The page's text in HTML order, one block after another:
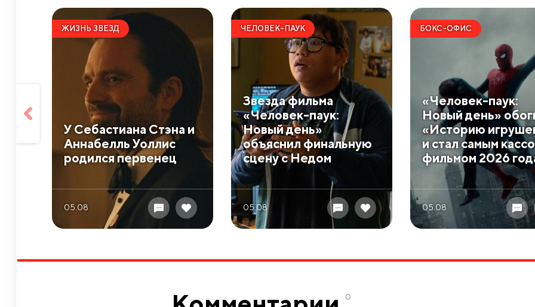
ЖИЗНЬ ЗВЕЗД
У Себастиана Стэна и
Аннабелль Уоллис
родился первенец
05.08
ЧЕЛОВЕК-ПАУК
Звезда фильма
«Человек-паук:
Новый день»
объяснил финальную
сцену с Недом
05.08
БОКС-ОФИС
«Человек-паук:
Новый день»
«Историю
и стал самым
фильмом 2026
05.08
0